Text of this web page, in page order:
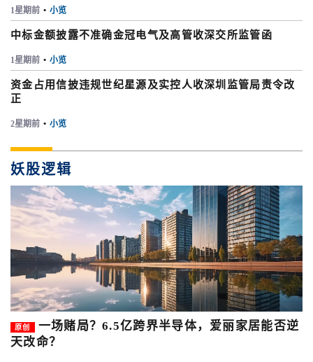
1星期前 • 小览
中标金额披露不准确金冠电气及高管收深交所监管函
1星期前 • 小览
资金占用信披违规世纪星源及实控人收深圳监管局责令改
正
2星期前 • 小览
妖股逻辑
原创
一场赌局？6.5亿跨界半导体，爱丽家居能否逆
天改命？